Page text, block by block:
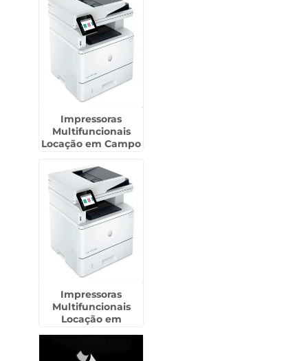
Impressoras
Multifuncionais
Locação em Campo
Impressoras
Multifuncionais
Locação em